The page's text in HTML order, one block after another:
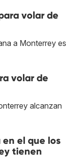
volar de
a Monterrey es
volar de
alcanzan
en el que los
tienen